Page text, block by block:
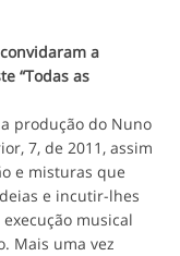
a
“Todas as
produção do Nuno
7, de 2011, assim
e misturas que
e incutir-lhes
musical
Mais uma vez